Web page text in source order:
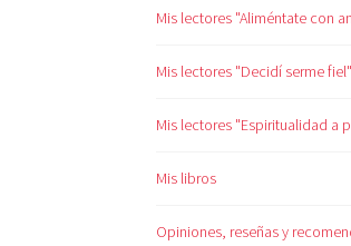
Mis lectores "Aliméntate con
Mis lectores "Decidí serme fiel"
Mis lectores "Espiritualidad a
Mis libros
Opiniones, reseñas y